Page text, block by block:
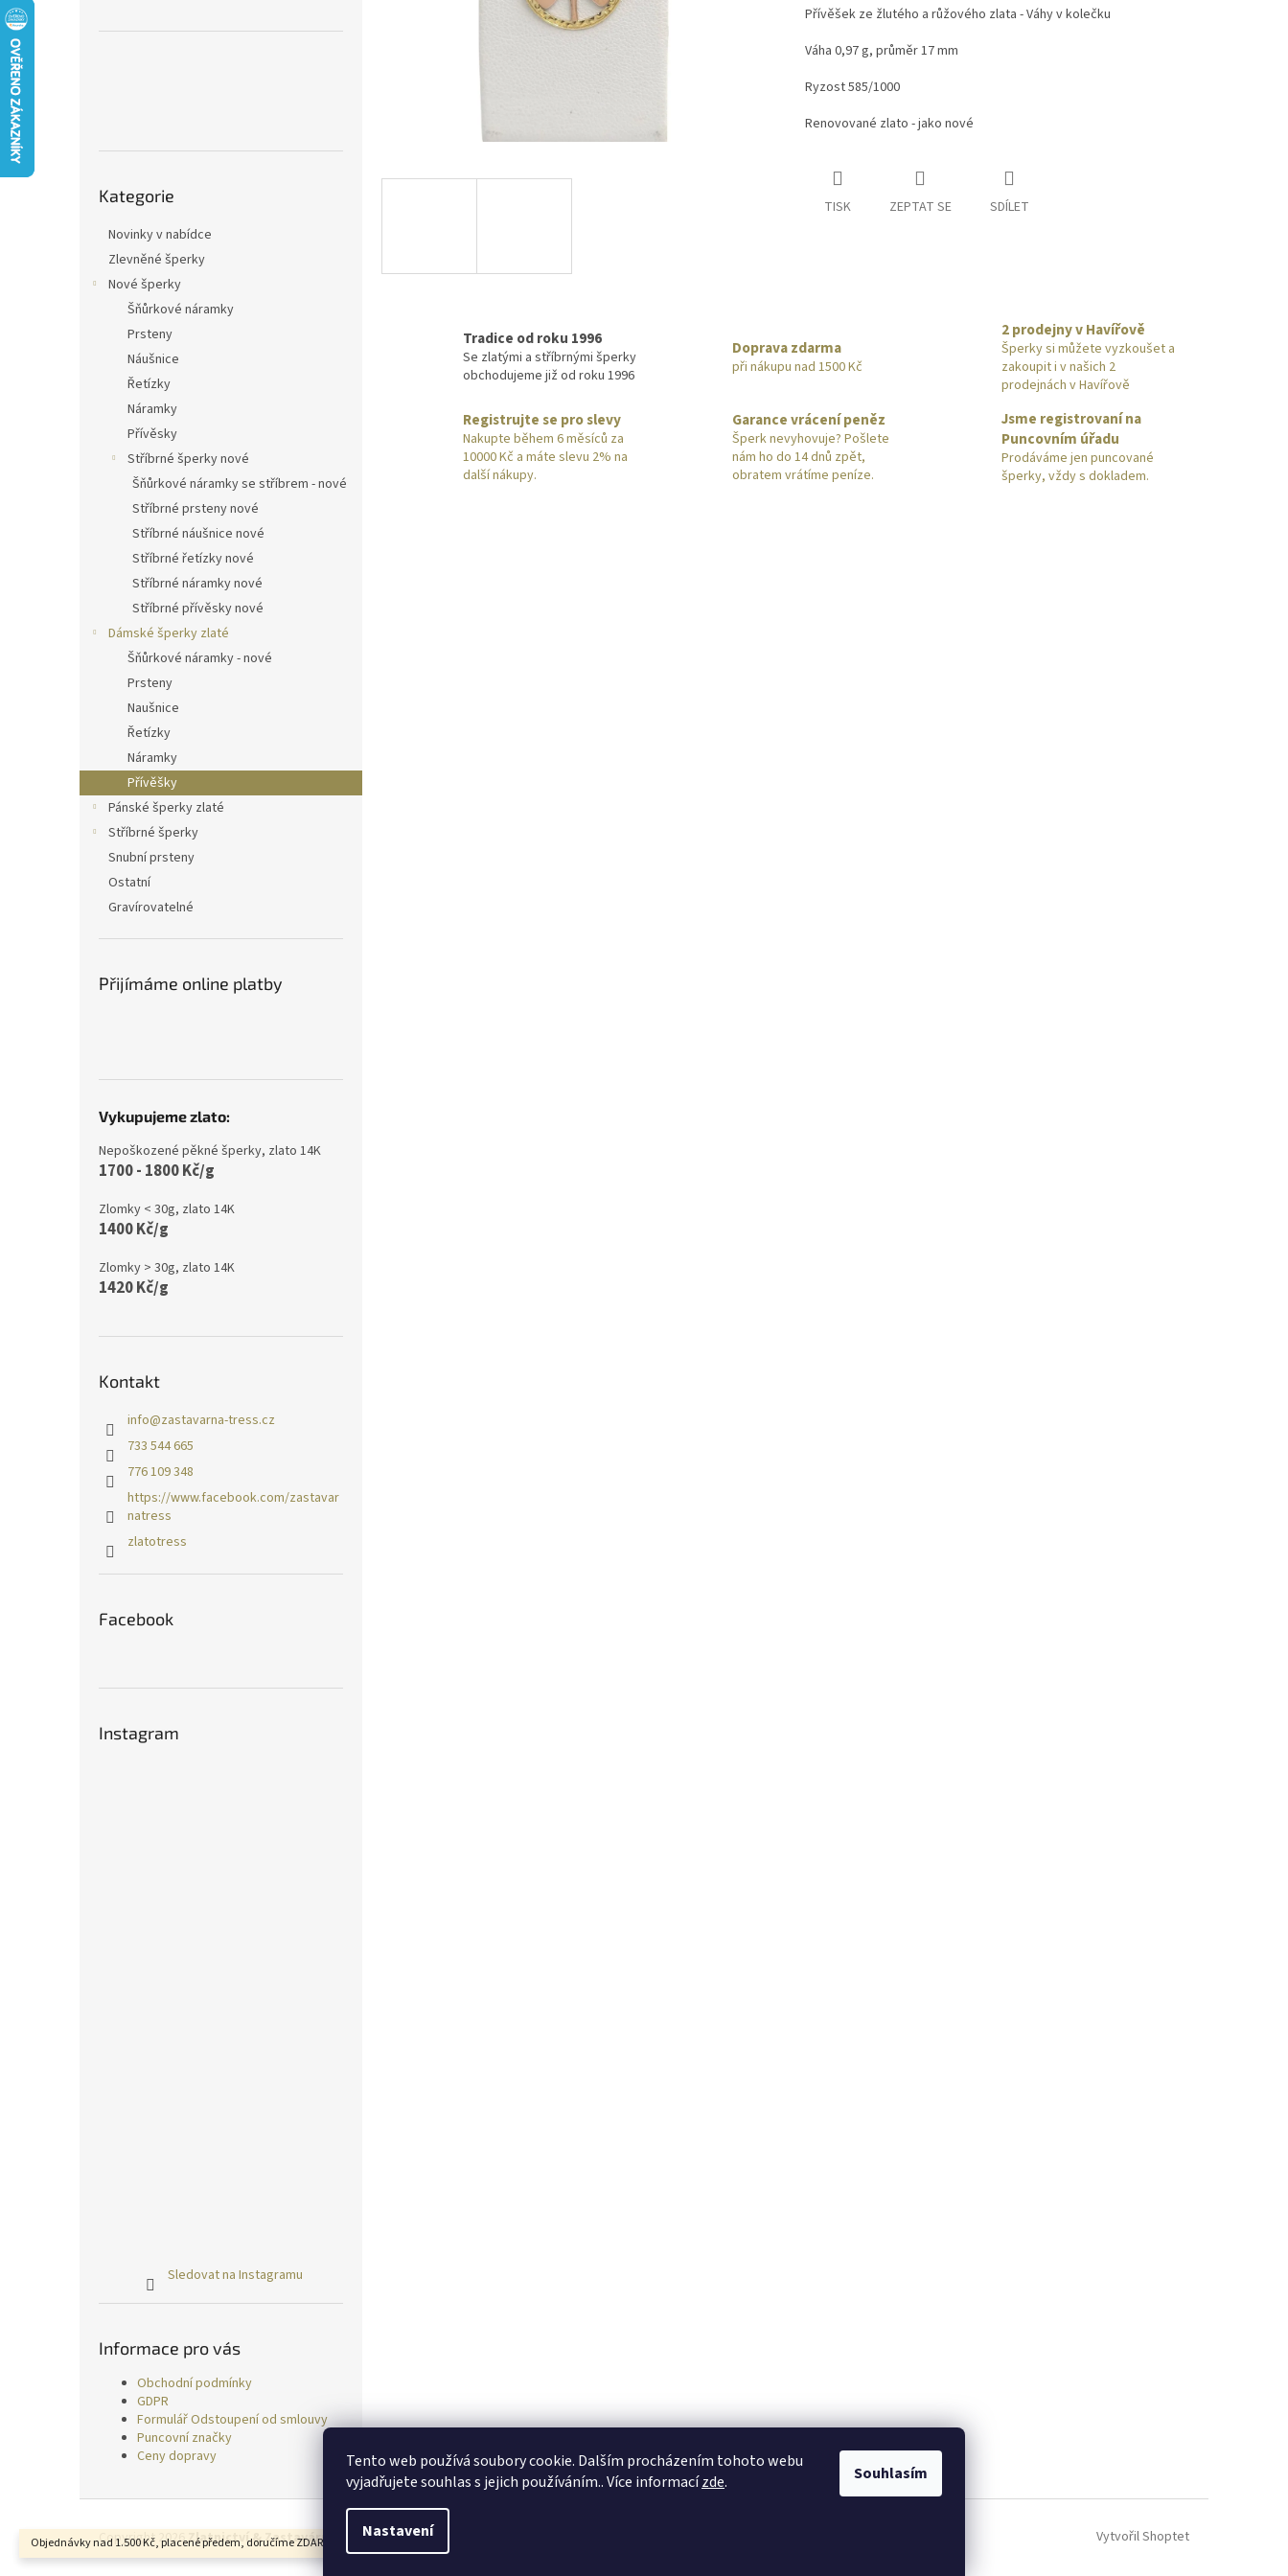
Tento web používá soubory cookie. Dalším procházením tohoto webu
vyjadřujete souhlas s jejich používáním.. Více informacízde.
Nastavení
Souhlasím
Objednávky nad 1.500 Kč, placené předem, doručíme ZDARMA.
kategorie
Kategorie
Novinky v nabídce
Zlevněné šperky
Nové šperky
Šňůrkové náramky
Prsteny
Náušnice
Řetízky
Náramky
Přívěsky
Stříbrné šperky nové
Šňůrkové náramky se stříbrem - nové
Stříbrné prsteny nové
Stříbrné náušnice nové
Stříbrné řetízky nové
Stříbrné náramky nové
Stříbrné přívěsky nové
Dámské šperky zlaté
Šňůrkové náramky - nové
Prsteny
Naušnice
Řetízky
Náramky
Přívěšky
Pánské šperky zlaté
Stříbrné šperky
Snubní prsteny
Ostatní
Gravírovatelné
Přijímáme online platby
Vykupujeme zlato:
Nepoškozené pěkné šperky, zlato 14K
1700 - 1800 Kč/g
Zlomky < 30g, zlato 14K
1400 Kč/g
Zlomky > 30g, zlato 14K
1420 Kč/g
Kontakt
info@zastavarna-tress.cz
733 544 665
776 109 348
https://www.facebook.com/zastavar
natress
zlatotress
Facebook
Instagram
Sledovat na Instagramu
Informace pro vás
Obchodní podmínky
GDPR
Formulář Odstoupení od smlouvy
Puncovní značky
Ceny dopravy
Přívěšek ze žlutého a růžového zlata - Váhy v kolečku
Váha 0,97 g, průměr 17 mm
Ryzost 585/1000
Renovované zlato - jako nové
TISK ZEPTAT SE SDÍLET
Tradice od roku 1996
Se zlatými a stříbrnými šperky
obchodujeme již od roku 1996
Doprava zdarma
při nákupu nad 1500 Kč
2 prodejny v Havířově
Šperky si můžete vyzkoušet a
zakoupit i v našich 2
prodejnách v Havířově
Registrujte se pro slevy
Nakupte během 6 měsíců za
10000 Kč a máte slevu 2% na
další nákupy.
Garance vrácení peněz
Šperk nevyhovuje? Pošlete
nám ho do 14 dnů zpět,
obratem vrátíme peníze.
Jsme registrovaní na
Puncovním úřadu
Prodáváme jen puncované
šperky, vždy s dokladem.
Vytvořil Shoptet
Copyright 2026Zlatnictví & Zastavárna TRESS. Všechna práva vyhrazena.